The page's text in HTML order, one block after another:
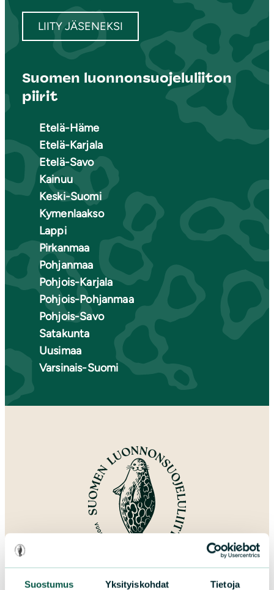
Suostumus Yksityiskohdat Tietoja
LIITY JÄSENEKSI
Suomen luonnonsuojeluliiton
piirit
Etelä-Häme
Etelä-Karjala
Etelä-Savo
Kainuu
Keski-Suomi
Kymenlaakso
Lappi
Pirkanmaa
Pohjanmaa
Pohjois-Karjala
Pohjois-Pohjanmaa
Pohjois-Savo
Satakunta
Uusimaa
Varsinais-Suomi
Liity